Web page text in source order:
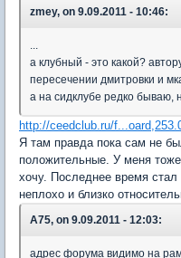
zmey, on 9.09.2011 - 10:46:
...
а клубный - это какой?
пересечении дмитровки и
а на сидклубе редко бываю,
http://ceedclub.ru/
Я там правда пока сам не
положительные. У меня
хочу. Последнее время
неплохо и близко
A75, on 9.09.2011 - 12:03:
адрес форума видимо на